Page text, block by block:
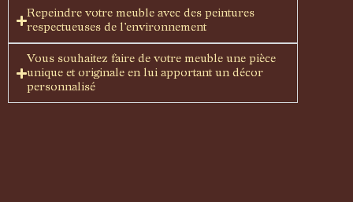
Repeindre votre meuble avec des peintures
respectueuses de l'environnement
Vous souhaitez faire de votre meuble une pièce
unique et originale en lui apportant un décor
personnalisé